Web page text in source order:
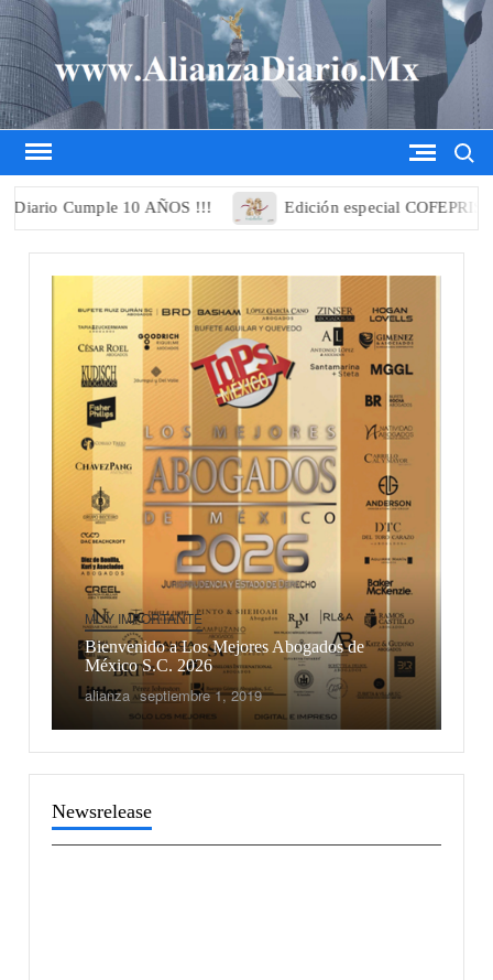
Saltar
al
contenido
10 AÑOS !!! Edición especial COFEPRIS 20 Aniversario
MUY IMPORTANTE
Bienvenido a Los Mejores Abogados de
México S.C. 2026
alianza septiembre 1, 2019
Newsrelease